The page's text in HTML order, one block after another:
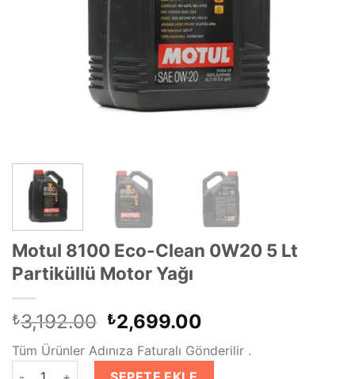
Motul 8100 Eco-Clean 0W20 5 Lt
Partiküllü Motor Yağı
₺3,192.00 Orijinal
fiyat:
₺3,192.00.
₺2,699.00
andaki
fiyat:
Tüm Ürünler Adınıza Faturalı Gönderilir .
Motul 8100 Eco-Clean 0W20 5 Lt Partiküllü Motor Yağı adet